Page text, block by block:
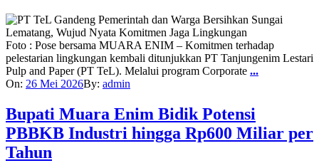
Foto : Pose bersama MUARA ENIM – Komitmen terhadap
pelestarian lingkungan kembali ditunjukkan PT Tanjungenim Lestari
Pulp and Paper (PT TeL). Melalui program Corporate ...
On: 26 Mei 2026By: admin
Bupati Muara Enim Bidik Potensi
PBBKB Industri hingga Rp600 Miliar per
Tahun